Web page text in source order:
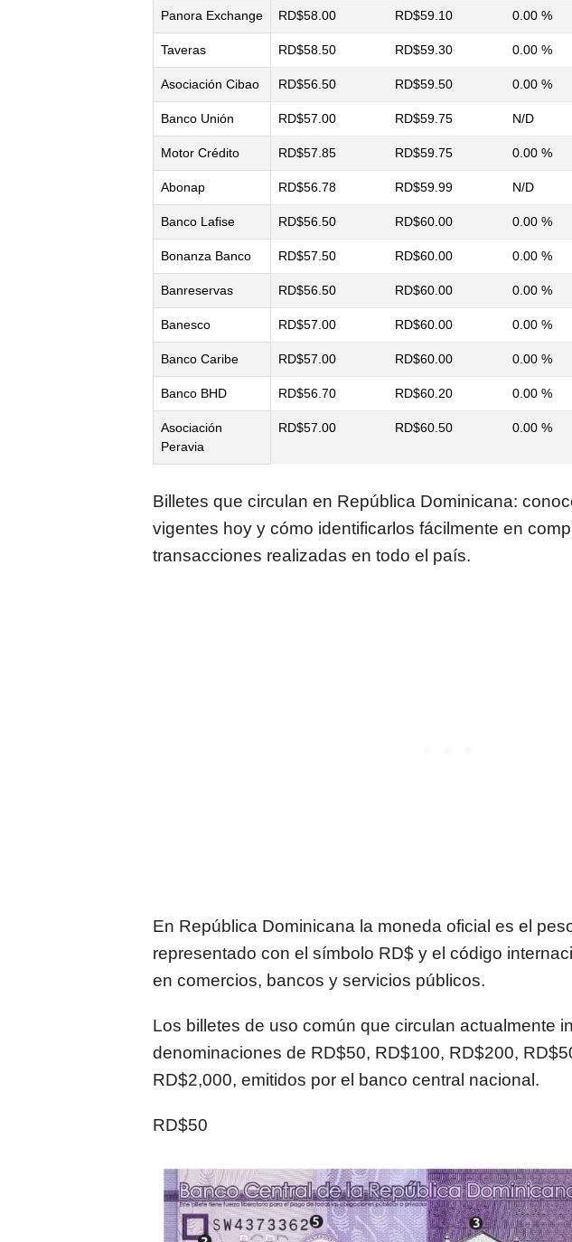
Panora Exchange RD$58.00 RD$59.10 0.00 %
Taveras RD$58.50 RD$59.30 0.00 %
Asociación Cibao RD$56.50 RD$59.50 0.00 %
Banco Unión RD$57.00 RD$59.75 N/D
Motor Crédito RD$57.85 RD$59.75 0.00 %
Abonap RD$56.78 RD$59.99 N/D
Banco Lafise RD$56.50 RD$60.00 0.00 %
Bonanza Banco RD$57.50 RD$60.00 0.00 %
Banreservas RD$56.50 RD$60.00 0.00 %
Banesco RD$57.00 RD$60.00 0.00 %
Banco Caribe RD$57.00 RD$60.00 0.00 %
Banco BHD RD$56.70 RD$60.20 0.00 %
Asociación
Peravia
RD$57.00 RD$60.50 0.00 %
Billetes que circulan en República Dominicana:
vigentes hoy y cómo identificarlos fácilmente en
transacciones realizadas en todo el país.
En República Dominicana la moneda oficial es el
representado con el símbolo RD$ y el código
en comercios, bancos y servicios públicos.
Los billetes de uso común que circulan actualmente
denominaciones de RD$50, RD$100, RD$200,
RD$2,000, emitidos por el banco central nacional.
RD$50